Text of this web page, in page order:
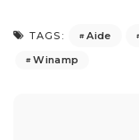
TAGS: Aide
Winamp